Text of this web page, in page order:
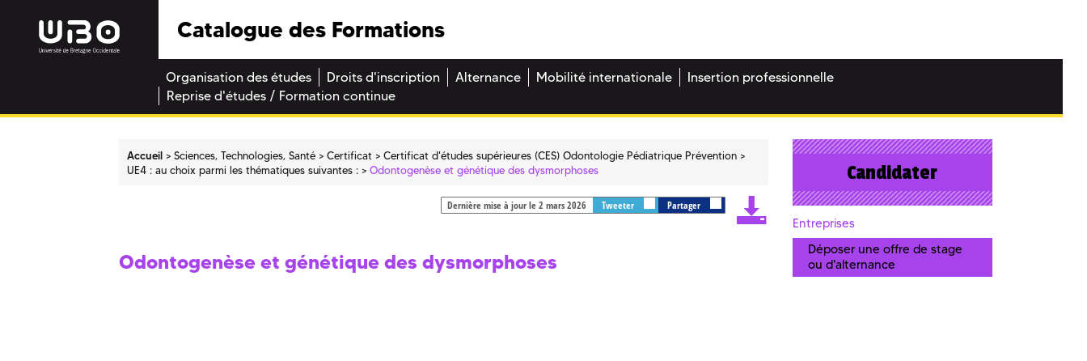
Catalogue des Formations
Organisation des études Droits d'inscription Alternance Mobilité internationale
Insertion professionnelle
Reprise d'études / Formation continue
Accueil Sciences, Technologies, Santé Certificat
Certificat d'études supérieures (CES) Odontologie Pédiatrique Prévention
UE4 : au choix parmi les thématiques suivantes :
Odontogenèse et génétique des dysmorphoses
Dernière mise à jour le 2 mars 2026 Tweeter Partager
Odontogenèse et génétique des dysmorphoses
Candidater
Entreprises
Déposer une offre de stage
ou d'alternance